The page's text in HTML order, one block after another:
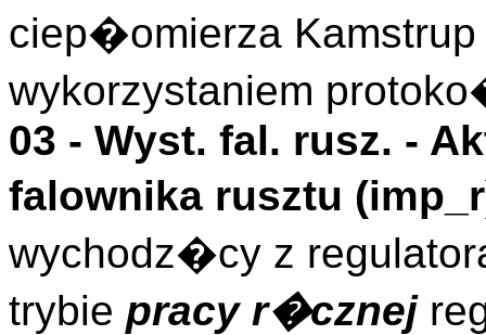
ciep�omierza
wykorzystaniem
03 - Wyst. fal. rusz. -
falownika rusztu (imp_r
wychodz�cy z
trybie pracy r�cznej